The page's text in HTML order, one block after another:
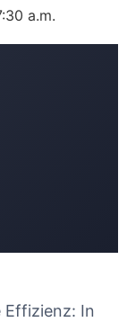
a.m.
In